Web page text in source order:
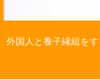
外国人と養子縁組を